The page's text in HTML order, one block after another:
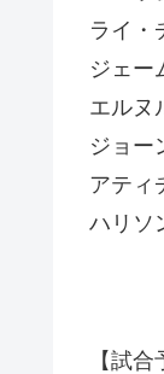
ライ・
ジェー
エルヌ
ジョー
アティ
ハリソ
【試合